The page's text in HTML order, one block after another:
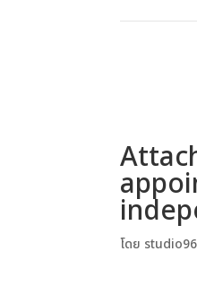
โดย studio96